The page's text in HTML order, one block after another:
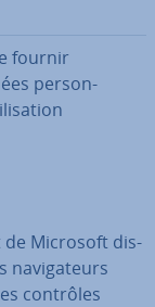
fournir
per­son­
de Microsoft dis­
na­vi­ga­teurs
contrôles